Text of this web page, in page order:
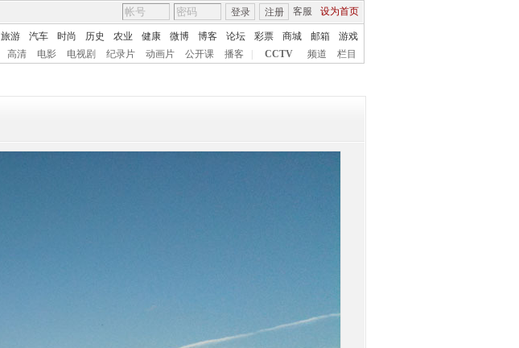
客服 设为首页
登录 注册
旅游 汽车 时尚 历史 农业 健康 微博 博客 论坛 彩票 商城 邮箱
游戏
高清 电影 电视剧 纪录片 动画片 公开课 播客 CCTV 频道 栏目